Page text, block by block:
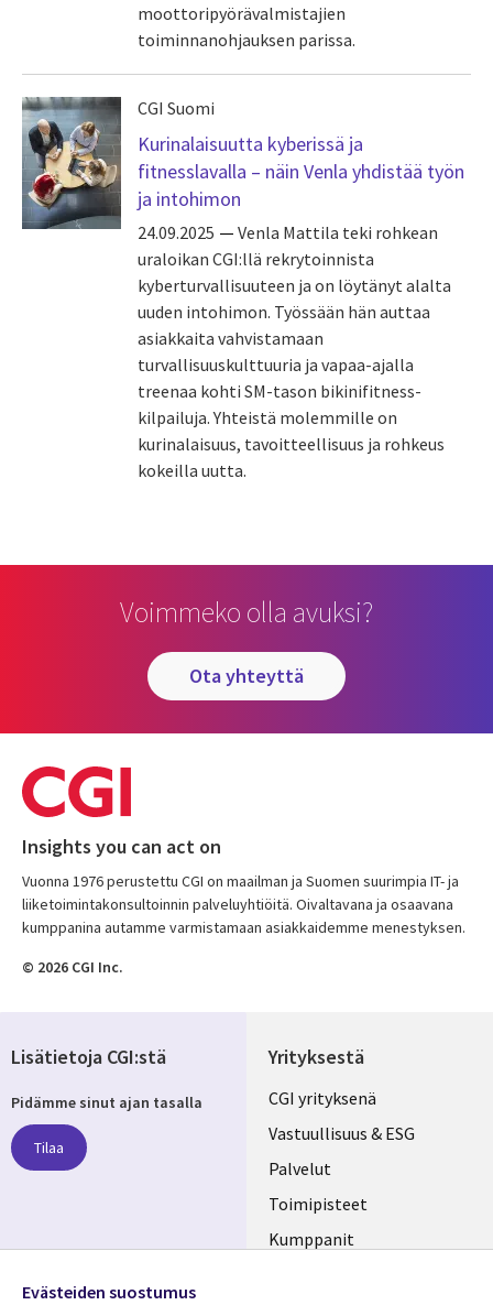
moottoripyörävalmistajien
toiminnanohjauksen parissa.
CGI Suomi
Kurinalaisuutta kyberissä ja
fitnesslavalla – näin Venla yhdistää työn
ja intohimon
24.09.2025
Venla Mattila teki rohkean
uraloikan CGI:llä rekrytoinnista
kyberturvallisuuteen ja on löytänyt alalta
uuden intohimon. Työssään hän auttaa
asiakkaita vahvistamaan
turvallisuuskulttuuria ja vapaa-ajalla
treenaa kohti SM-tason bikinifitness-
kilpailuja. Yhteistä molemmille on
kurinalaisuus, tavoitteellisuus ja rohkeus
kokeilla uutta.
Voimmeko olla avuksi?
ota yhteyttä
Insights you can act on
Vuonna 1976 perustettu CGI on maailman ja Suomen suurimpia IT- ja
liiketoimintakonsultoinnin palveluyhtiöitä. Oivaltavana ja osaavana
kumppanina autamme varmistamaan asiakkaidemme menestyksen.
© 2026 CGI Inc.
Yrityksestä
Useful
links
FINLAND
CGI yrityksenä
Vastuullisuus & ESG
Palvelut
Toimipisteet
Kumppanit
Lisätietoja CGI:stä
Pidämme sinut ajan tasalla
Tilaa
Evästeiden suostumus